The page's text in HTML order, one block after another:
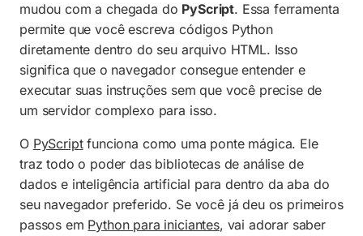
mudou com a chegada do PyScript. Essa ferramenta
permite que você escreva códigos Python
diretamente dentro do seu arquivo HTML. Isso
significa que o navegador consegue entender e
executar suas instruções sem que você precise de
um servidor complexo para isso.
O PyScriptfunciona como uma ponte mágica. Ele
traz todo o poder das bibliotecas de análise de
dados e inteligência artificial para dentro da aba do
seu navegador preferido. Se você já deu os primeiros
passos em Python para iniciantes, vai adorar saber
Exemplos práticos para você testar
Como o PyScript ajuda na análise de dados
Dicas para escrever um código PyScript
limpo
Considerações finais sobre o futuro do
Python na Web
Perguntas Frequentes (FAQ)